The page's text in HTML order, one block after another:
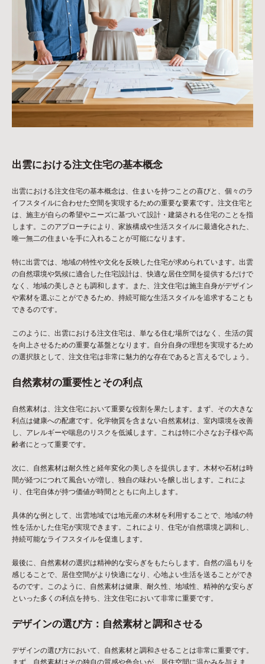
出雲における注文住宅の基本概念
出雲における注文住宅の基本概念は、住まいを持つことの喜びと、個々のラ
イフスタイルに合わせた空間を実現するための重要な要素です。注文住宅と
は、施主が自らの希望やニーズに基づいて設計・建築される住宅のことを指
します。このアプローチにより、家族構成や生活スタイルに最適化された、
唯一無二の住まいを手に入れることが可能になります。
特に出雲では、地域の特性や文化を反映した住宅が求められています。出雲
の自然環境や気候に適合した住宅設計は、快適な居住空間を提供するだけで
なく、地域の美しさとも調和します。また、注文住宅は施主自身がデザイン
や素材を選ぶことができるため、持続可能な生活スタイルを追求することも
できるのです。
このように、出雲における注文住宅は、単なる住む場所ではなく、生活の質
を向上させるための重要な基盤となります。自分自身の理想を実現するため
の選択肢として、注文住宅は非常に魅力的な存在であると言えるでしょう。
自然素材の重要性とその利点
自然素材は、注文住宅において重要な役割を果たします。まず、その大きな
利点は健康への配慮です。化学物質を含まない自然素材は、室内環境を改善
し、アレルギーや喘息のリスクを低減します。これは特に小さなお子様や高
齢者にとって重要です。
次に、自然素材は耐久性と経年変化の美しさを提供します。木材や石材は時
間が経つにつれて風合いが増し、独自の味わいを醸し出します。これによ
り、住宅自体が持つ価値が時間とともに向上します。
具体的な例として、出雲地域では地元産の木材を利用することで、地域の特
性を活かした住宅が実現できます。これにより、住宅が自然環境と調和し、
持続可能なライフスタイルを促進します。
最後に、自然素材の選択は精神的な安らぎをもたらします。自然の温もりを
感じることで、居住空間がより快適になり、心地よい生活を送ることができ
るのです。このように、自然素材は健康、耐久性、地域性、精神的な安らぎ
といった多くの利点を持ち、注文住宅において非常に重要です。
デザインの選び方：自然素材と調和させる
デザインの選び方において、自然素材と調和させることは非常に重要です。
まず、自然素材はその独自の質感や色合いが、居住空間に温かみを与えま